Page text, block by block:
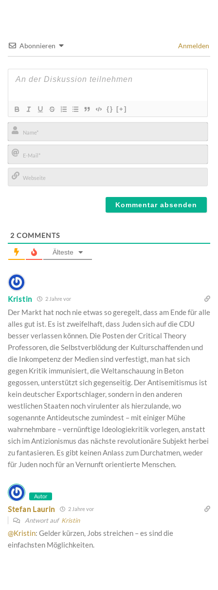
Abonnieren Anmelden
{} [+]
Name*
E-
Mail*
2 COMMENTS
Älteste
Kristin 2 Jahre vor
Der Markt hat noch nie etwas so geregelt, dass am Ende für alle
alles gut ist. Es ist zweifelhaft, dass Juden sich auf die CDU
besser verlassen können. Die Posten der Critical Theory
Professoren, die Selbstverblödung der Kulturschaffenden und
die Inkompetenz der Medien sind verfestigt, man hat sich
gegen Kritik immunisiert, die Weltanschauung in Beton
gegossen, unterstützt sich gegenseitig. Der Antisemitismus ist
kein deutscher Exportschlager, sondern in den anderen
westlichen Staaten noch virulenter als hierzulande, wo
sogenannte Antideutsche zumindest – mit einiger Mühe
wahrnehmbare – vernünftige Ideologiekritik vorlegen, anstatt
sich im Antizionismus das nächste revolutionäre Subjekt herbei
zu fantasieren. Es gibt keinen Anlass zum Durchatmen, weder
für Juden noch für an Vernunft orientierte Menschen.
Autor
Stefan Laurin 2 Jahre vor
Antwort auf Kristin
@Kristin: Gelder kürzen, Jobs streichen – es sind die
einfachsten Möglichkeiten.